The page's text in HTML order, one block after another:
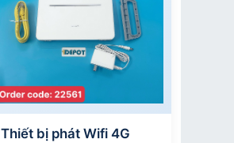
Thiết bị phát Wifi 4G